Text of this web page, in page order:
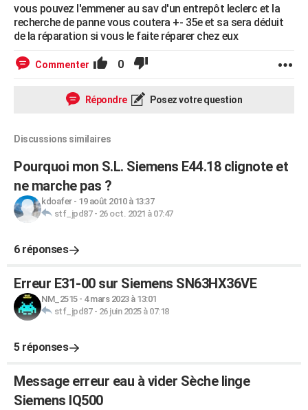
vous pouvez l'emmener au sav d'un entrepôt leclerc et la
recherche de panne vous coutera +- 35e et sa sera déduit
de la réparation si vous le faite réparer chez eux
Commenter 0
Répondre Posez votre question
Discussions similaires
Pourquoi mon S.L. Siemens E44.18 clignote et
ne marche pas ?
kdoafer- 19 août 2010 à 13:37
stf_jpd87- 26 oct. 2021 à 07:47
6 réponses
Erreur E31-00 sur Siemens SN63HX36VE
NM_2515- 4 mars 2023 à 13:01
stf_jpd87- 26 juin 2025 à 07:18
5 réponses
Message erreur eau à vider Sèche linge
Siemens IQ500